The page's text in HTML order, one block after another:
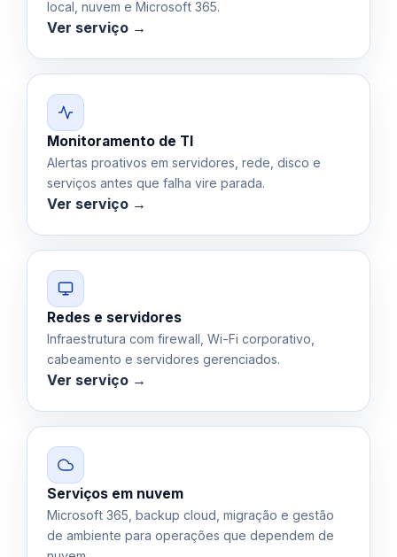
local, nuvem e Microsoft 365.
Ver serviço →
Monitoramento de TI
Alertas proativos em servidores, rede, disco e
serviços antes que falha vire parada.
Ver serviço →
Redes e servidores
Infraestrutura com firewall, Wi-Fi corporativo,
cabeamento e servidores gerenciados.
Ver serviço →
Serviços em nuvem
Microsoft 365, backup cloud, migração e gestão
de ambiente para operações que dependem de